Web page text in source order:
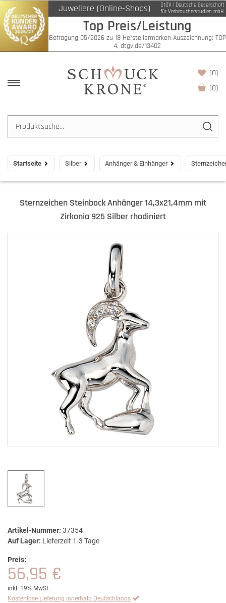
Juweliere (Online-Shops)
DtGV | Deutsche Gesellschaft
für Verbraucherstudien mbH
Top Preis/Leistung
Befragung 05/2026 zu 18 Herstellermarken Auszeichnung: TOP
4, dtgv.de/13402
(0)
(0)
Startseite Silber Anhänger & Einhänger
Sternzeichen Steinbock Anhänger 14,3x21,4mm mit
Zirkonia 925 Silber rhodiniert
Artikel-Nummer: 37354
Auf Lager: Lieferzeit 1-3 Tage
Preis:
56,95 €
inkl. 19% MwSt.
Kostenlose Lieferung innerhalb Deutschlands